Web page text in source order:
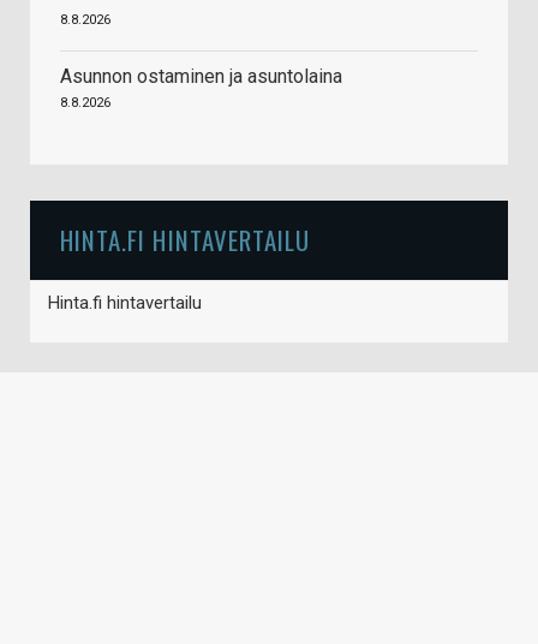
8.8.2026
Asunnon ostaminen ja asuntolaina
8.8.2026
HINTA.FI HINTAVERTAILU
Hinta.fi hintavertailu